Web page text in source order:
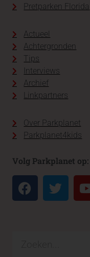
Pretparken Florida
Actueel
Achtergronden
Tips
Interviews
Archief
Linkpartners
Over Parkplanet
Parkplanet4kids
Volg Parkplanet op: